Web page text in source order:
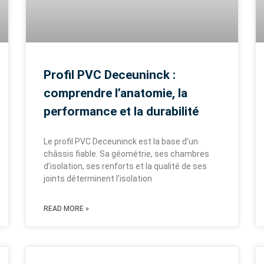
Profil PVC Deceuninck :
comprendre l’anatomie, la
performance et la durabilité
Le profil PVC Deceuninck est la base d’un
châssis fiable. Sa géométrie, ses chambres
d’isolation, ses renforts et la qualité de ses
joints déterminent l’isolation
READ MORE »